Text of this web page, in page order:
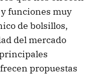
funciones muy
de bolsillos,
del mercado
propuestas